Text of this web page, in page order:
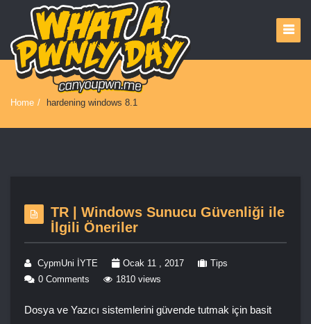
Home / hardening windows 8.1
TR | Windows Sunucu Güvenliği ile
İlgili Öneriler
CypmUni İYTE Ocak 11 , 2017
Tips
0 Comments
1810 views
Dosya ve Yazıcı sistemlerini güvende tutmak için basit